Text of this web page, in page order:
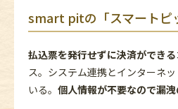
smart pitの「スマートピ
払込票を発行せずに決済ができる
ス。システム連携とインターネ
いる。 個人情報が不要なので漏洩